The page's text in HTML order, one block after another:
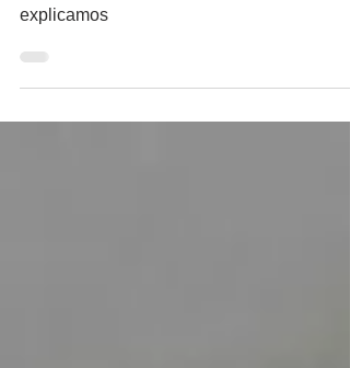
Protocolo recomendado en un tiroteo;
¿Sabes lo que es el síndrome Amok? Te lo